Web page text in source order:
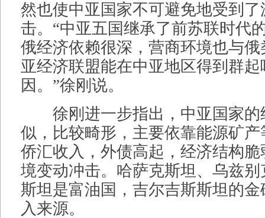
然也使中亚国家不可避免地受到了
击。“中亚五国继承了前苏联时代
俄经济依赖很深，营商环境也与
亚经济联盟能在中亚地区得到群
因。”徐刚说。
徐刚进一步指出，中亚国家的
似，比较畸形，主要依靠能源矿
侨汇收入，外债高起，经济结构
境变动冲击。哈萨克斯坦、乌兹
斯坦是富油国，吉尔吉斯斯坦的
入来源。